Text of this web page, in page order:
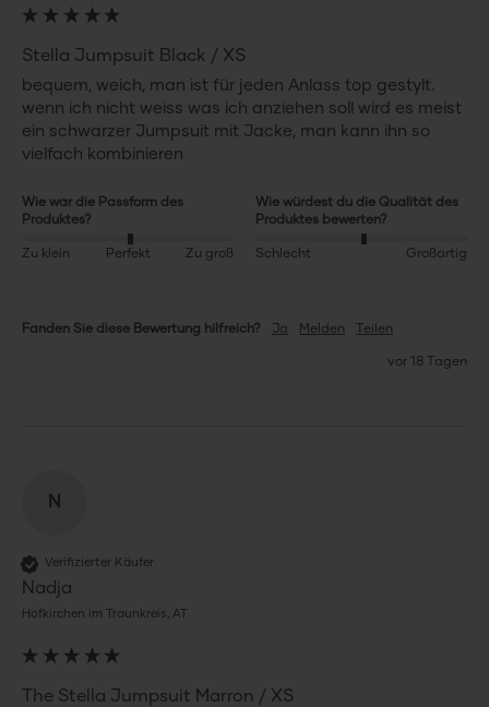
Stella Jumpsuit Black / XS
bequem, weich, man ist für jeden Anlass top gestylt.
wenn ich nicht weiss was ich anziehen soll wird es meist
ein schwarzer Jumpsuit mit Jacke, man kann ihn so
vielfach kombinieren
Wie war die Passform des
Produktes?
Zu klein Perfekt Zu groß
Wie würdest du die Qualität des
Produktes bewerten?
Schlecht Großartig
Fanden Sie diese Bewertung hilfreich? Ja Melden Teilen
vor 18 Tagen
N
Verifizierter Käufer
Nadja
Hofkirchen im Traunkreis, AT
The Stella Jumpsuit Marron / XS